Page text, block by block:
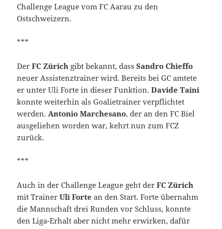
Challenge League vom FC Aarau zu den
Ostschweizern.
***
DerFC Zürich gibt bekannt, dassSandro Chieffo
neuer Assistenztrainer wird. Bereits bei GC amtete
er unter Uli Forte in dieser Funktion.Davide Taini
konnte weiterhin als Goalietrainer verpflichtet
werden. Antonio Marchesano, der an den FC Biel
ausgeliehen worden war, kehrt nun zum FCZ
zurück.
***
Auch in der Challenge League geht derFC Zürich
mit TrainerUli Forte an den Start. Forte übernahm
die Mannschaft drei Runden vor Schluss, konnte
den Liga-Erhalt aber nicht mehr erwirken, dafür